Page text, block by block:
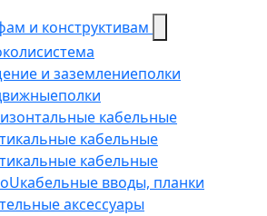
и конструктивам
cистема
и заземлениеполки
полки
кабельные
кабельные
кабельные
кабельные вводы, планки
аксессуары